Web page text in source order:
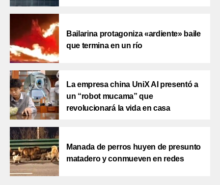
Bailarina protagoniza «ardiente» baile
que termina en un río
La empresa china UniX AI presentó a
un “robot mucama” que
revolucionará la vida en casa
Manada de perros huyen de presunto
matadero y conmueven en redes